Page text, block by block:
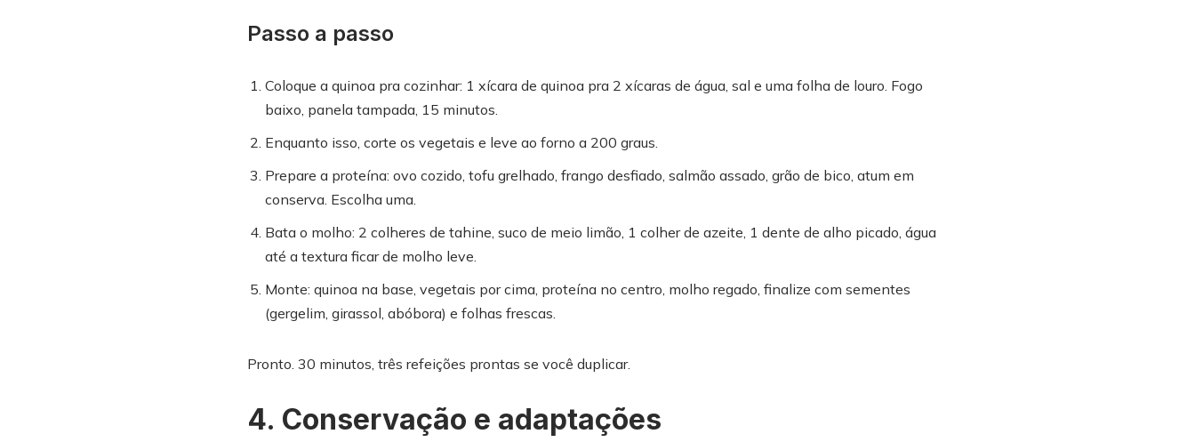
Passo a passo
Coloque a quinoa pra cozinhar: 1 xícara de quinoa pra 2 xícaras de água, sal e uma folha de louro. Fogo
baixo, panela tampada, 15 minutos.
Enquanto isso, corte os vegetais e leve ao forno a 200 graus.
Prepare a proteína: ovo cozido, tofu grelhado, frango desfiado, salmão assado, grão de bico, atum em
conserva. Escolha uma.
Bata o molho: 2 colheres de tahine, suco de meio limão, 1 colher de azeite, 1 dente de alho picado, água
até a textura ficar de molho leve.
Monte: quinoa na base, vegetais por cima, proteína no centro, molho regado, finalize com sementes
(gergelim, girassol, abóbora) e folhas frescas.
Pronto. 30 minutos, três refeições prontas se você duplicar.
4. Conservação e adaptações